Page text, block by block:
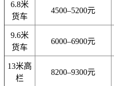
6.8米
货车
4500–5200元
9.6米
货车
6000–6900元
13米高
栏
8200–9300元